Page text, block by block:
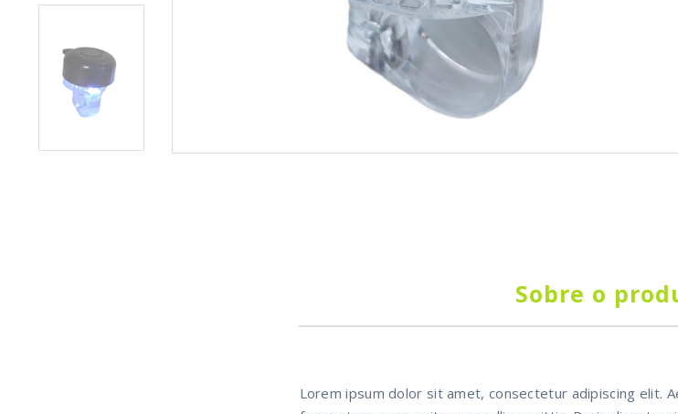
Sobre o
Lorem ipsum dolor sit amet, consectetur adipiscing elit.